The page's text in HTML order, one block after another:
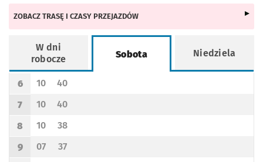
ZOBACZ TRASĘ I CZASY PRZEJAZDÓW
W dni
robocze
Sobota Niedziela
Rozkład jazdy -
Godzina odjazdu
6
Odjazd
10
minut po godzinie 6
Odjazd
40
minut po godzinie 6
Godzina odjazdu
7
Odjazd
10
minut po godzinie 7
Odjazd
40
minut po godzinie 7
Godzina odjazdu
8
Odjazd
10
minut po godzinie 8
Odjazd
38
minut po godzinie 8
Godzina odjazdu
9
Odjazd
07
minut po godzinie 9
Odjazd
37
minut po godzinie 9